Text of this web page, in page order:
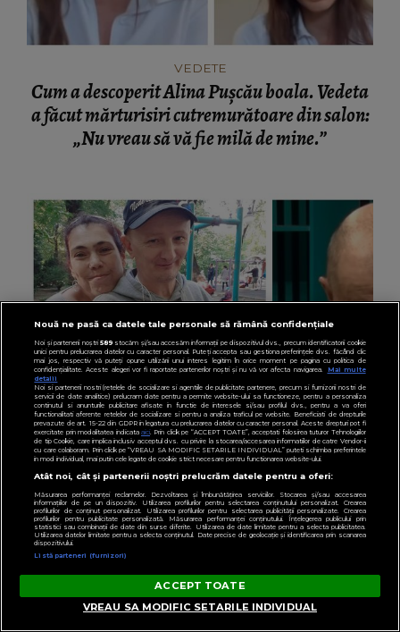
VEDETE
Cum a descoperit Alina Pușcău boala. Vedeta
a făcut mărturisiri cutremurătoare din salon:
„Nu vreau să vă fie milă de mine.”
VEDETE
VIDEO Soțul Ioanei Tufaru a făcut dezvăluiri
despre momentul în care aceasta a leșinat în
casă: „Nu știam ce să fac, eram în stare de șoc.”
Nouă ne pasă ca datele tale personale să rămână confidențiale
Noi și partenerii noștri589stocăm și/sau accesăm informații pe dispozitivul dvs., precum identificatorii cookie
unici pentru prelucrarea datelor cu caracter personal. Puteți accepta sau gestiona preferințele dvs. făcând clic
mai jos, respectiv vă puteți opune utilizării unui interes legitim în orice moment pe pagina cu politica de
confidențialitate. Aceste alegeri vor fi raportate partenerilor noștri și nu vă vor afecta navigarea.
Mai multe
detalii
Noi si partenerii nostri (retelele de socializare si agentiile de publicitate partenere, precum si furnizorii nostri de
servicii de date analitice) prelucram date pentru a permite website-ului sa functioneze, pentru a personaliza
continutul si anunturile publicitare afisate in functie de interesele si/sau profilul dvs., pentru a va oferi
functionalitati aferente retelelor de socializare si pentru a analiza traficul pe website. Beneficiati de drepturile
prevazute de art. 15-22 din GDPR in legatura cu prelucrarea datelor cu caracter personal. Aceste drepturi pot fi
exercitate prin modalitatea indicataaici. Prin click pe “ACCEPT TOATE”, acceptati folosirea tuturor Tehnologiilor
de tip Cookie, care implica inclusiv acceptul dvs. cu privire la stocarea/accesarea informatiilor de catre Vendor-ii
cu care colaboram. Prin click pe “VREAU SA MODIFIC SETARILE INDIVIDUAL” puteti schimba preferintele
in mod individual, mai putin cele legate de cookie strict necesare pentru functionarea website-ului.
Atât noi, cât și partenerii noștri prelucrăm datele pentru a oferi:
Măsurarea performanței reclamelor. Dezvoltarea și îmbunătățirea serviciilor. Stocarea și/sau accesarea
informațiilor de pe un dispozitiv. Utilizarea profilurilor pentru selectarea conținutului personalizat. Crearea
profilurilor de conținut personalizat. Utilizarea profilurilor pentru selectarea publicității personalizate. Crearea
profilurilor pentru publicitate personalizată. Măsurarea performanței conținutului. Înțelegerea publicului prin
statistici sau combinații de date din surse diferite. Utilizarea de date limitate pentru a selecta publicitatea.
Utilizarea datelor limitate pentru a selecta conținutul. Date precise de geolocație și identificarea prin scanarea
dispozitivului.
Listă parteneri (furnizori)
ACCEPT TOATE
VREAU SA MODIFIC SETARILE INDIVIDUAL